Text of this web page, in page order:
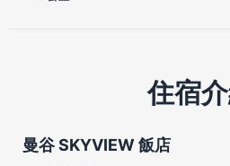
住宿
曼谷 SKYVIEW 飯店